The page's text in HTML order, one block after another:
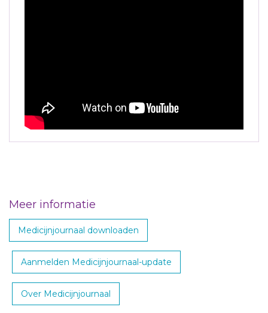
Meer informatie
Medicijnjournaal downloaden
Aanmelden Medicijnjournaal-update
Over Medicijnjournaal